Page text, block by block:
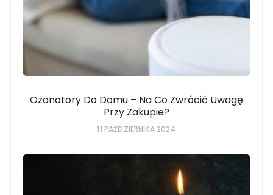
Ozonatory Do Domu – Na Co Zwrócić Uwagę
Przy Zakupie?
11 PAŹDZIERNIKA 2024